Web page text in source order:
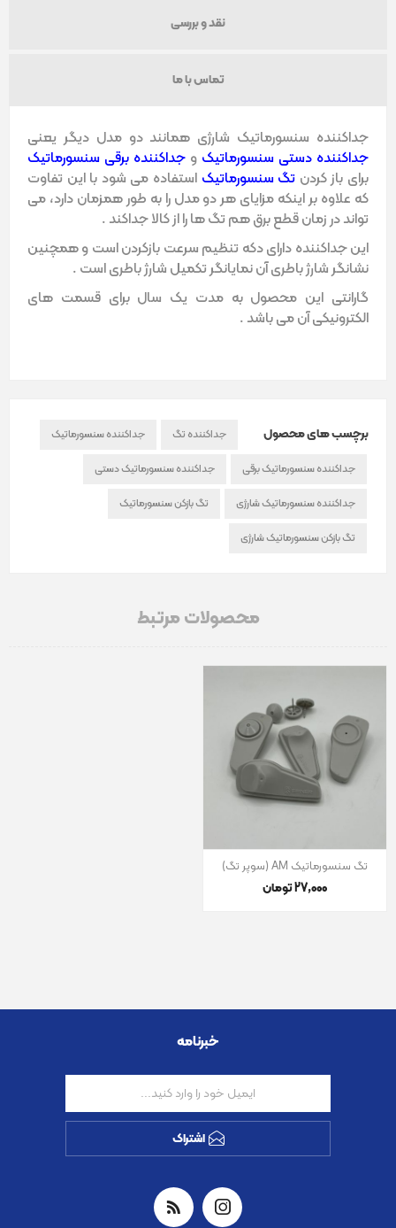
نقد و بررسی
تماس با ما
جداکننده سنسورماتیک شارژی همانند دو مدل دیگر یعنی
جداکننده دستی سنسورماتیک و جداکننده برقی سنسورماتیک
برای باز کردن تگ سنسورماتیک استفاده می شود با این تفاوت
که علاوه بر اینکه مزایای هر دو مدل را به طور همزمان دارد، می
تواند در زمان قطع برق هم تگ ها را از کالا جداکند .
این جداکننده دارای دکه تنظیم سرعت بازکردن است و همچنین
نشانگر شارژ باطری آن نمایانگر تکمیل شارژ باطری است .
گارانتی این محصول به مدت یک سال برای قسمت های
الکترونیکی آن می باشد .
برچسب های محصول جداکننده تگ جداکننده سنسورماتیک
جداکننده سنسورماتیک برقی جداکننده سنسورماتیک دستی
جداکننده سنسورماتیک شارژی تگ بازکن سنسورماتیک
تگ بازکن سنسورماتیک شارژی
محصولات مرتبط
تگ سنسورماتیک AM (سوپر تگ)
27٬000 تومان
خبرنامه
اشتراک